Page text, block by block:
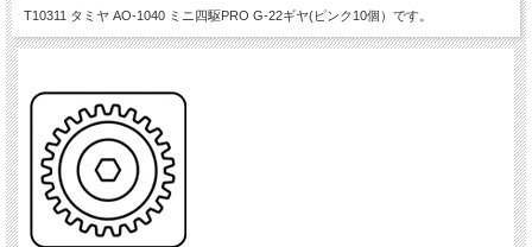
T10311 タミヤ AO-1040 ミニ四駆PRO G-22ギヤ(ピンク10個）です。